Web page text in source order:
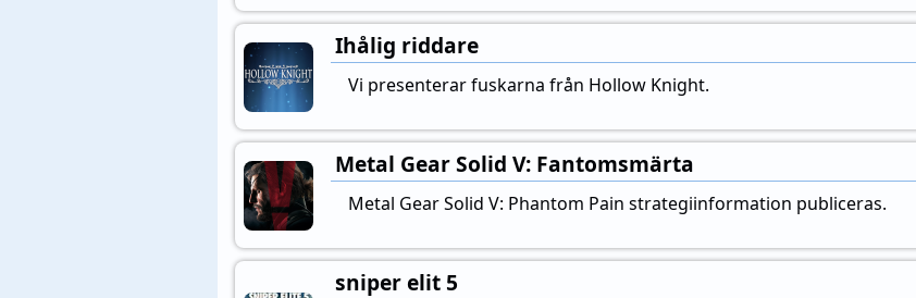
Ihålig riddare
Vi presenterar fuskarna från Hollow Knight.
Metal Gear Solid V: Fantomsmärta
Metal Gear Solid V: Phantom Pain strategiinformation publiceras.
sniper elit 5